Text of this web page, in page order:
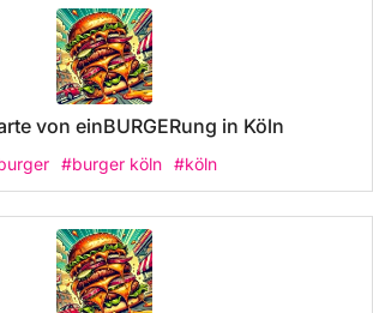
von einBURGERung in Köln
#burger köln #köln